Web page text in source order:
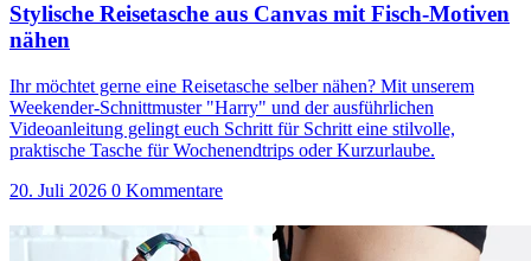
Stylische Reisetasche aus Canvas mit Fisch-Motiven
nähen
Ihr möchtet gerne eine Reisetasche selber nähen? Mit unserem
Weekender-Schnittmuster "Harry" und der ausführlichen
Videoanleitung gelingt euch Schritt für Schritt eine stilvolle,
praktische Tasche für Wochenendtrips oder Kurzurlaube.
20. Juli 2026 0 Kommentare